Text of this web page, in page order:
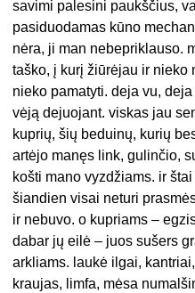
savimi palesini paukščius,
pasiduodamas kūno
nėra, ji man nebepriklauso.
taško, į kurį žiūrėjau ir nieko
nieko pamatyti. deja vu,
vėją dejuojant. viskas jau
kuprių, šių beduinų, kurių
artėjo manęs link, gulinčio,
košti mano vyzdžiams. ir
šiandien visai neturi
ir nebuvo. o kupriams –
dabar jų eilė – juos sušers
arkliams. laukė ilgai,
kraujas, limfa, mėsa